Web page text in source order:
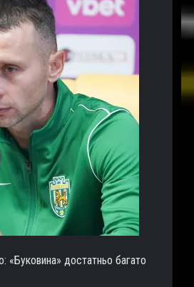
«Буковина» достатньо багато